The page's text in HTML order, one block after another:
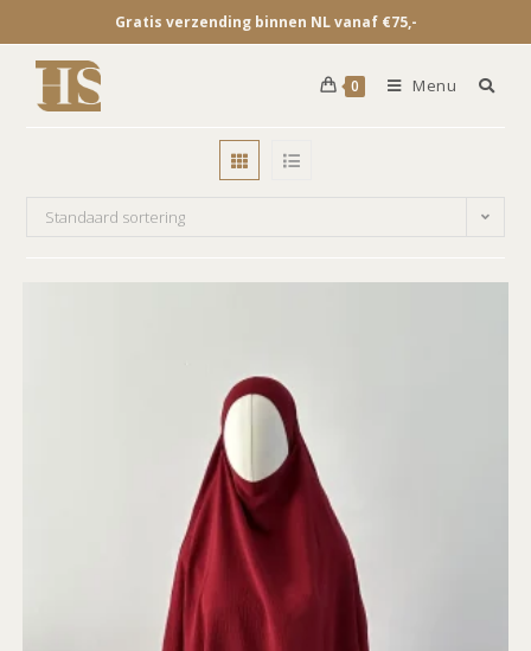
Gratis verzending binnen NL vanaf €75,-
0 Menu
Standaard sortering